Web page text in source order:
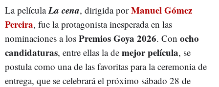
La películaLa cena, dirigida porManuel Gómez
Pereira, fue la protagonista inesperada en las
nominaciones a los Premios Goya 2026. Con ocho
candidaturas, entre ellas la de mejor película, se
postula como una de las favoritas para la ceremonia de
entrega, que se celebrará el próximo sábado 28 de